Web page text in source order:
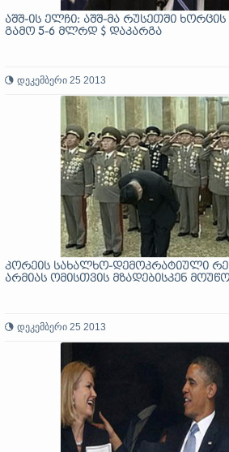
აშშ-ის ელჩი: აშშ-მა რუსეთში
გამო 5-6 მლრდ $ დაკარგა
დეკემბერი 25 2013
კორეის სახალხო-დემოკრატიული
არმიას ომისთვის მზადებისკენ
დეკემბერი 25 2013